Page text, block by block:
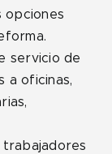
opciones
servicio de
a oficinas,